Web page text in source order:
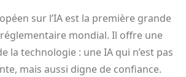
sur l’IA est la première grande
réglementaire mondial. Il offre une
la technologie : une IA qui n’est pas
mais aussi digne de confiance.